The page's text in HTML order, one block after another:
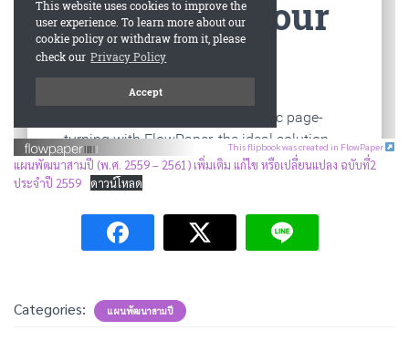
This flipbook was created in FlowPaper
แผนพัฒนาสามปี (พ.ศ. 2559 – 2561) เพิ่มเติม แก้ไข หรือเปลี่ยนแปลง ฉบับที่2
ประจำปี 2559
ดาวน์โหลด
Categories: แผนพัฒนาสามปี